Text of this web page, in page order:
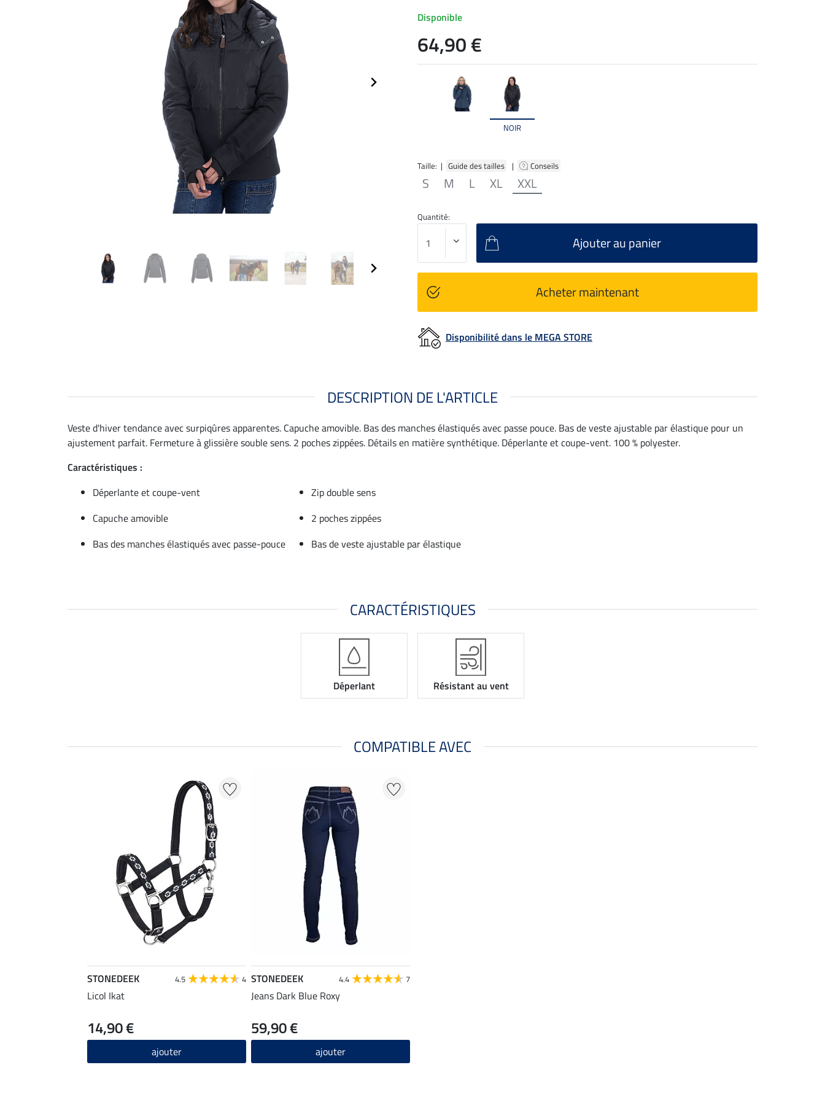
NOIR
Taille: | Guide des tailles | Conseils
S M L XL XXL
Disponible
64,90 €
Quantité:
Ajouter au panier
Acheter maintenant
Disponibilité dans le MEGA STORE
DESCRIPTION DE L'ARTICLE
Veste d'hiver tendance avec surpiqûres apparentes. Capuche amovible. Bas des manches élastiqués avec passe pouce. Bas de veste ajustable par élastique pour un
ajustement parfait. Fermeture à glissière souble sens. 2 poches zippées. Détails en matière synthétique. Déperlante et coupe-vent. 100 % polyester.
Caractéristiques :
Déperlante et coupe-vent
Zip double sens
Capuche amovible
2 poches zippées
Bas des manches élastiqués avec passe-pouce
Bas de veste ajustable par élastique
CARACTÉRISTIQUES
Déperlant Résistant au vent
COMPATIBLE AVEC
STONEDEEK 4.5 4
Licol Ikat
14,90 €
ajouter
STONEDEEK 4.4 7
Jeans Dark Blue Roxy
59,90 €
ajouter